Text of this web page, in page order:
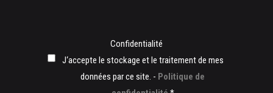
Confidentialité
J‘accepte le stockage et le traitement de mes
données par ce site. - Politique de